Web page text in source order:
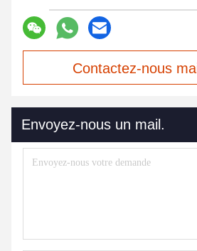
Contactez-nous
Envoyez-nous un mail.